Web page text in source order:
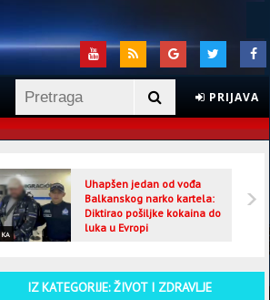
PRIJAVA
Uhapšen jedan od vođa
Balkanskog narko kartela:
Diktirao pošiljke kokaina do
luka u Evropi
IZ KATEGORIJE: ŽIVOT I ZDRAVLJE